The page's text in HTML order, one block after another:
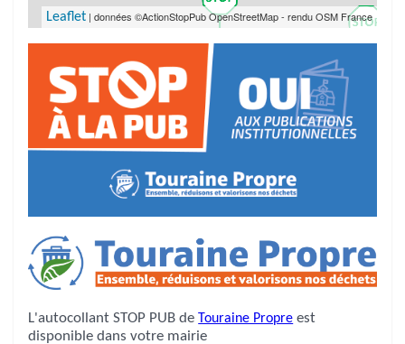
Leaflet| données ©ActionStopPub OpenStreetMap - rendu OSM France
L'autocollant STOP PUB deTouraine Propre est
disponible dans votre mairie